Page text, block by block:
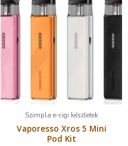
Szimpla e-cigi készletek
Vaporesso Xros 5 Mini
Pod Kit